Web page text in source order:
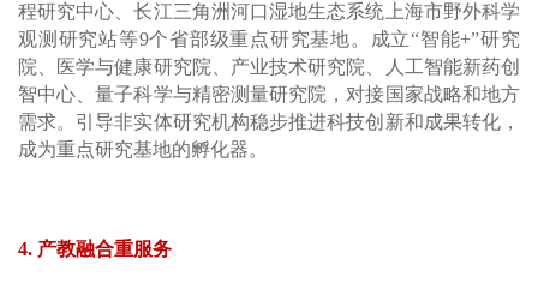
程研究中心、长江三角洲河口湿地生态系统上海市野外科学
观测研究站等9个省部级重点研究基地。
成立“智能+”研究
院、医学与健康研究院、产业技术研究院、人工智能新药创
智中心、量子科学与精密测量研究院，对接国家战略和地方
需求。引导非实体研究机构稳步推进科技创新和成果转化，
成为重点研究基地的孵化器。
4. 产教融合重服务